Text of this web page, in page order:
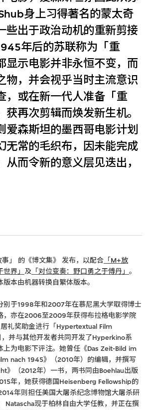
身上习得著名的蒙太奇
些出于政治动机的重新剪接
年后的苏联称为「重
显示电影并非永恒不变，而
物，并会视乎当时主流意识
，或在新一代人准备「重
获再次剪辑而焕发新生机。
爱森斯坦的墨西哥电影计划
无常的毛织布，因未能完成
从而令新的意义层见迭出，
」 的《博文集》 发布，以配合 「M+放
界」 及 「对位变奏：野口勇之于傅丹」。
本由机器转换自繁体版本。
别于1998年和2007年在慕尼黑大学取得博士
，亦在2006至2009年获得布拉格电影学院
居礼奖助金进行「Hypertextual Film
并与其他开发者共同开发了Hyperkino系
上为电影下评注。她曾任《Das Zeit-Bild im
nach 1945》（2010年）的编辑，并撰写
》（2012年）一书，两书同由Boehlau出版
年，她获得德国Heisenberg Fellowship的
年则担任美国大屠杀纪念博物馆大屠杀研
Natascha现于柏林自由大学任教，并正在撰